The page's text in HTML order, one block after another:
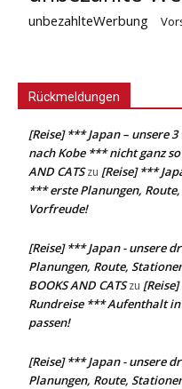
unbezahlteWerbung
Rückmeldungen
[Reise] *** Japan – unsere
nach Kobe *** nicht ganz
AND CATSzu [Reise] ***
*** erste Planungen,
Vorfreude!
[Reise] *** Japan - unsere
Planungen, Route,
BOOKS AND CATSzu
Rundreise *** Aufenthalt
passen!
[Reise] *** Japan - unsere
Planungen, Route,